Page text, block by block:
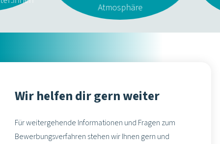
Atmosphäre
Wir helfen dir gern weiter
Für weitergehende Informationen und Fragen zum
Bewerbungsverfahren stehen wir Ihnen gern und